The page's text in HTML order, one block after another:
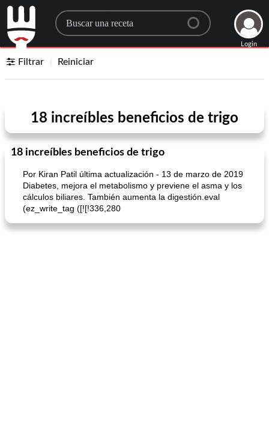
Search for a recipe
Login
Filtrar Reiniciar
18 increíbles beneficios de trigo
18 increíbles beneficios de trigo
Por Kiran Patil última actualización - 13 de marzo de 2019
Diabetes, mejora el metabolismo y previene el asma y los
cálculos biliares. También aumenta la digestión.eval
(ez_write_tag ([![!336,280